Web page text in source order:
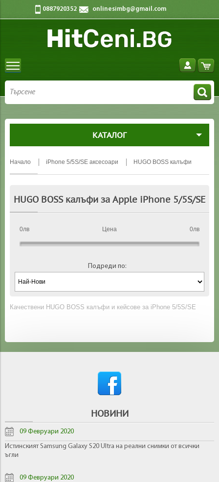
0887920352 onlinesimbg@gmail.com
КАТАЛОГ
Начало iPhone 5/5S/SE аксесоари HUGO BOSS калъфи
HUGO BOSS калъфи за Apple iPhone 5/5S/SE
0лв 0лв
Цена
Подреди по:
Качествени HUGO BOSS калъфи и кейсове за iPhone 5/5S/SE
НОВИНИ
09 Февруари 2020
Истинският Samsung Galaxy S20 Ultra на реални снимки от всички
ъгли
09 Февруари 2020